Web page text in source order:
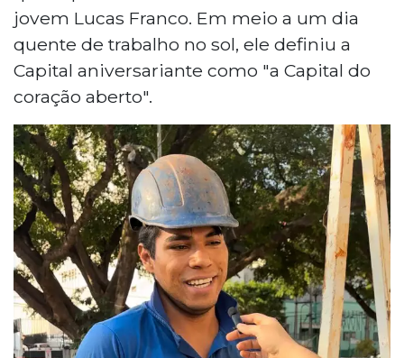
jovem Lucas Franco. Em meio a um dia
quente de trabalho no sol, ele definiu a
Capital aniversariante como "a Capital do
coração aberto".